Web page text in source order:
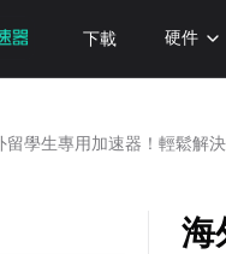
下載 硬件
留學生專用加速器！輕鬆解
海